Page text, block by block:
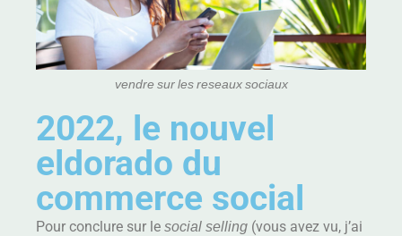
vendre sur les reseaux sociaux
2022, le nouvel
eldorado du
commerce social
Pour conclure sur le social selling (vous avez vu, j’ai